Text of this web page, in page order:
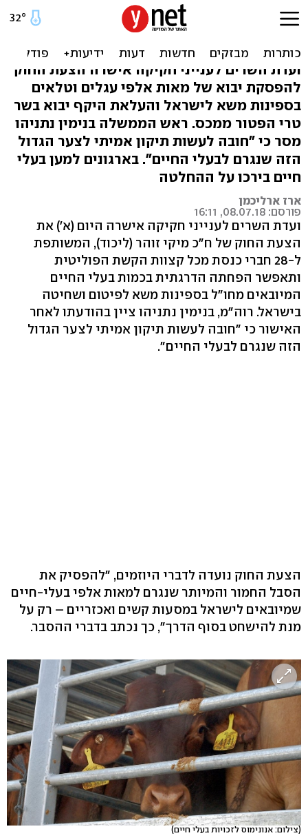
השרים בעד הפסקת ייבוא
עגלים וטלאים לשחיטה בארץ
ועדת השרים לענייני חקיקה אישרה הצעת החוק
להפסקת יבוא של מאות אלפי עגלים וטלאים
בספינות משא לישראל והעלאת היקף יבוא בשר
טרי הפטור ממכס. ראש הממשלה בנימין נתניהו
מסר כי "חובה לעשות תיקון אמיתי לצער הגדול
הזה שנגרם לבעלי החיים". בארגונים למען בעלי
חיים בירכו על ההחלטה
ארז ארליכמן
פורסם: 08.07.18, 16:11
ועדת השרים לענייני חקיקה אישרה היום (א') את
הצעת החוק של ח"כ מיקי זוהר (ליכוד), המשותפת
ל-28 חברי כנסת מכל קצוות הקשת הפוליטית
ותאפשר הפחתה הדרגתית בכמות בעלי החיים
המיובאים מחו"ל בספינות משא לפיטום ושחיטה
בישראל. רוה"מ, בנימין נתניהו ציין בהודעתו לאחר
האישור כי "חובה לעשות תיקון אמיתי לצער הגדול
הזה שנגרם לבעלי החיים".
הצעת החוק נועדה לדברי היוזמים, "להפסיק את
הסבל החמור והמיותר שנגרם למאות אלפי בעלי-חיים
שמיובאים לישראל במסעות קשים ואכזריים – רק על
מנת להישחט בסוף הדרך", כך נכתב בדברי ההסבר.
(צילום: אנונימוס לזכויות בעלי חיים)